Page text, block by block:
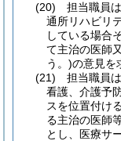
(20)
担当職員
通所リハビリ
している場合
て主治の医師
う。)の意見を
(21)
担当職員
看護、介護予
スを位置付け
る主治の医師
とし、医療サ